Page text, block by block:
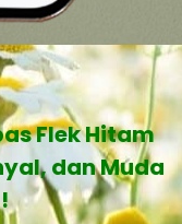
Flek Hitam
dan Muda